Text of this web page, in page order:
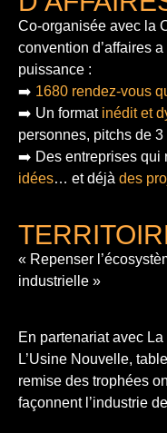
Co-organisée avec la
convention d’affaires
puissance :
➡️ 1680 rendez-vous
➡️ Un format inédit et
personnes, pitchs de
➡️ Des entreprises qui
idées… et déjà des
« Repenser
industrielle »
En partenariat avec
L’Usine Nouvelle,
remise des trophées
façonnent l’industrie